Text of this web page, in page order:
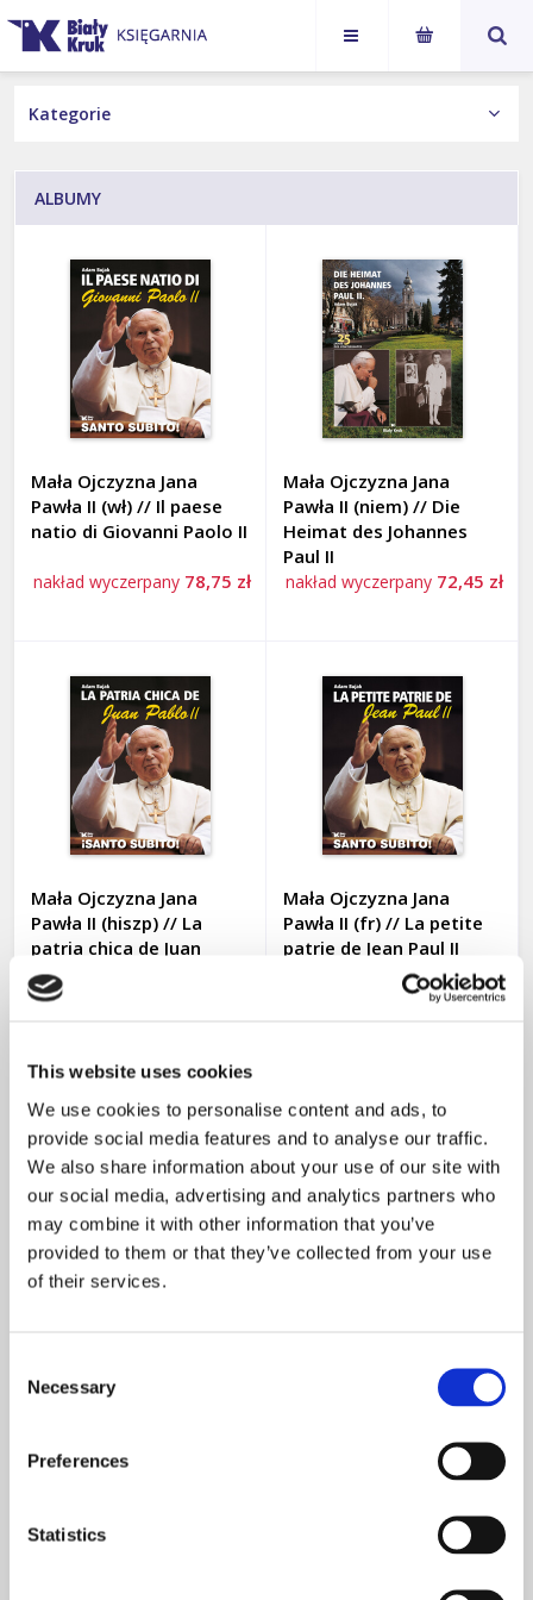
This website uses cookies
We use cookies to personalise content and ads, to
provide social media features and to analyse our traffic.
We also share information about your use of our site with
our social media, advertising and analytics partners who
may combine it with other information that you’ve
provided to them or that they’ve collected from your use
of their services.
Selection
Necessary
Preferences
Statistics
NASI AUTORZY
Karol
Nawrocki
Jan Paweł
KSIĄŻKI
Wydania Obcojęzyczne
Książka z autografem
Kategorie
ALBUMY
BIOGRAFIE
DLA DZIECI I MŁODZIEŻY
HISTORIA I POLSKA
JAN PAWEŁ II
POLITYKA I SPOŁECZEŃSTWO
WIARA
ZAGROŻENIA
Autorzy
Na prezent
WPIS
KALENDARZE
NOWOŚCI
PROMOCJE
ALBUMY
Mała Ojczyzna Jana
Pawła II (wł) // Il paese
natio di Giovanni Paolo II
nakład wyczerpany 78,75 zł
Mała Ojczyzna Jana
Pawła II (niem) // Die
Heimat des Johannes
Paul II
nakład wyczerpany 72,45 zł
Mała Ojczyzna Jana
Pawła II (hiszp) // La
patria chica de Juan
Pablo II
nakład wyczerpany
Mała Ojczyzna Jana
Pawła II (fr) // La petite
patrie de Jean Paul II
nakład wyczerpany78,75 zł
Paul II
(niem) // Die Gnade des
Pilgerns. Santiago de
102,90 zł